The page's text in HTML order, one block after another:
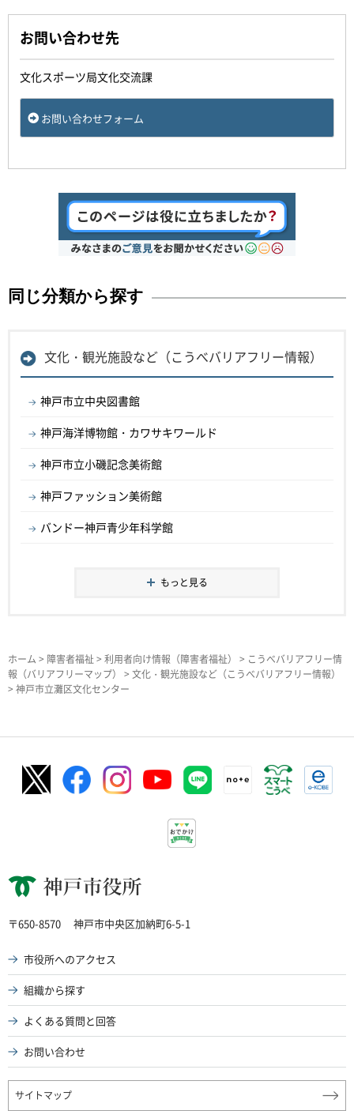
お問い合わせ先
文化スポーツ局文化交流課
お問い合わせフォーム
同じ分類から探す
文化・観光施設など（こうべバリアフリー情報）
神戸市立中央図書館
神戸海洋博物館・カワサキワールド
神戸市立小磯記念美術館
神戸ファッション美術館
バンドー神戸青少年科学館
もっと見る
ホーム > 障害者福祉 > 利用者向け情報（障害者福祉） > こうべバリアフリー情
報（バリアフリーマップ）
> 文化・観光施設など（こうべバリアフリー情報）
> 神戸市立灘区文化センター
神戸市役所
〒650-8570 神戸市中央区加納町6-5-1
市役所へのアクセス
組織から探す
よくある質問と回答
お問い合わせ
サイトマップ